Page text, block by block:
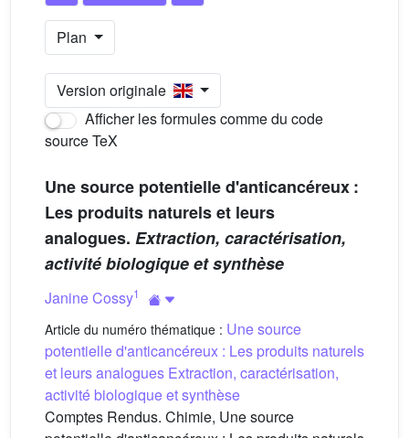
Plan
Version originale
Afficher les formules comme du code
source TeX
Une source potentielle d'anticancéreux :
Les produits naturels et leurs
analogues. Extraction, caractérisation,
activité biologique et synthèse
Janine Cossy1
Article du numéro thématique : Une source
potentielle d'anticancéreux : Les produits naturels
et leurs analogues Extraction, caractérisation,
activité biologique et synthèse
Comptes Rendus. Chimie, Une source